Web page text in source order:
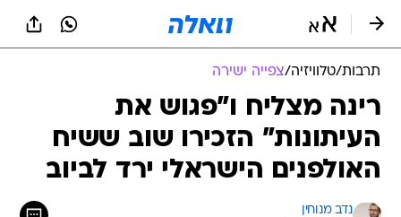
תרבות/טלוויזיה/צפייה ישירה
רינה מצליח ו"פגוש את
העיתונות" הזכירו שוב ששיח
האולפנים הישראלי ירד לביוב
נדב מנוחין